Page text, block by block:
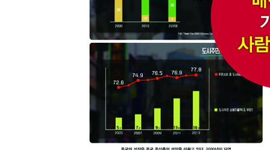
-요우커, 명동을 화장품 거리로 만들다
꺼져가는 요우커의 불씨를 살려라
-어떻게 중국인들의 해외여행이 늘어났을까?
-요우커에 희망을 거는 사람들
한류, 중국인의 마음을 사로잡다
-한류, 요우커 열풍을 일으키다
-중국 젊은이들, 한국에 빠지다